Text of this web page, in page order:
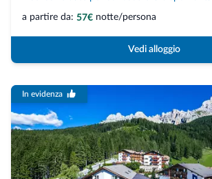
a partire da: 57€ notte/persona
Vedi alloggio
In evidenza